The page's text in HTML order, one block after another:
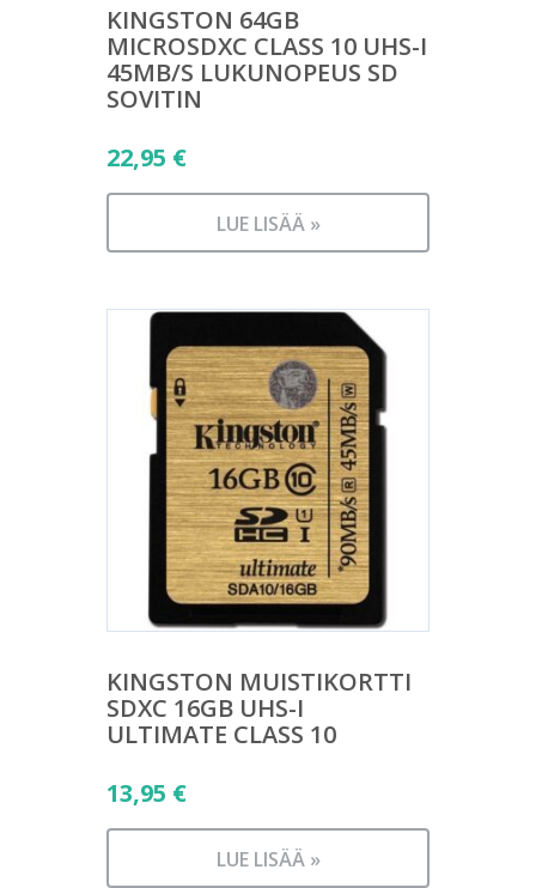
KINGSTON 64GB
MICROSDXC CLASS 10 UHS-I
45MB/S LUKUNOPEUS SD
SOVITIN
22,95 €
LUE LISÄÄ »
KINGSTON MUISTIKORTTI
SDXC 16GB UHS-I
ULTIMATE CLASS 10
13,95 €
LUE LISÄÄ »